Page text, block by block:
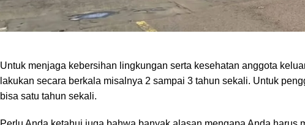
Mengapa Harus Menggunakan Jasa Sedot
Untuk menjaga kebersihan lingkungan serta kesehatan anggota
lakukan secara berkala misalnya 2 sampai 3 tahun sekali. Untuk
bisa satu tahun sekali.